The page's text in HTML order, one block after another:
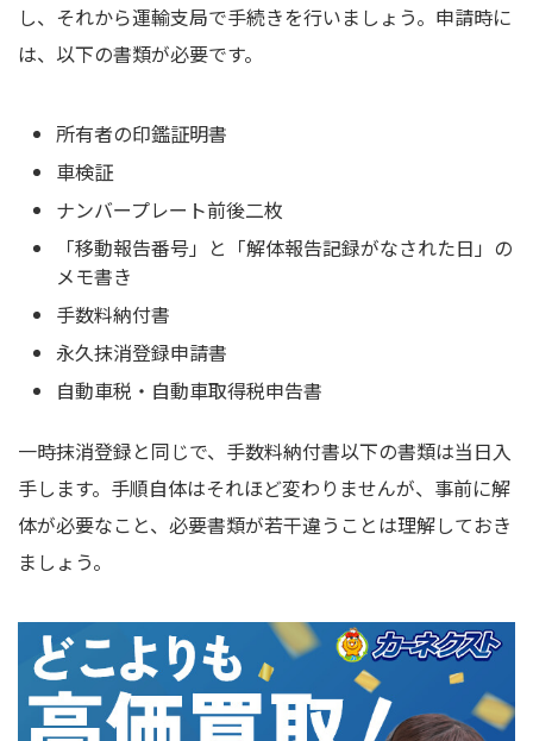
し、それから運輸支局で手続きを行いましょう。申請時に
は、以下の書類が必要です。
所有者の印鑑証明書
車検証
ナンバープレート前後二枚
「移動報告番号」と「解体報告記録がなされた日」の
メモ書き
手数料納付書
永久抹消登録申請書
自動車税・自動車取得税申告書
一時抹消登録と同じで、手数料納付書以下の書類は当日入
手します。手順自体はそれほど変わりませんが、事前に解
体が必要なこと、必要書類が若干違うことは理解しておき
ましょう。